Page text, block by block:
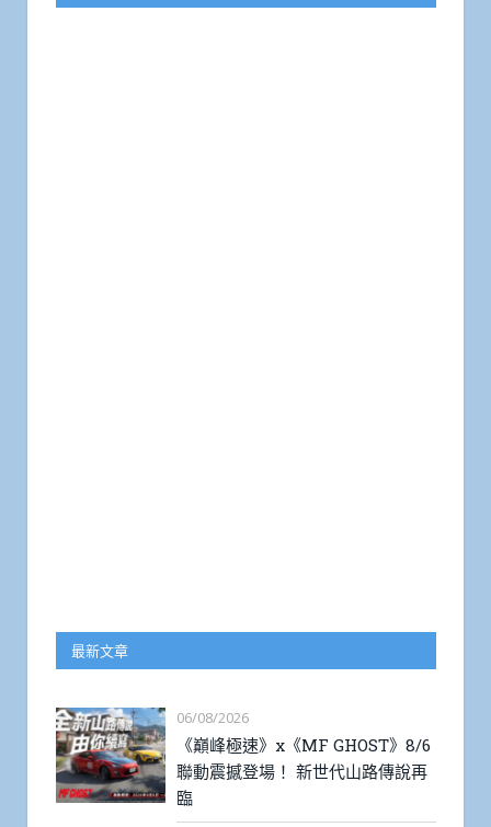
最新文章
06/08/2026
《巔峰極速》x《MF GHOST》8/6
聯動震撼登場！ 新世代山路傳說再
臨